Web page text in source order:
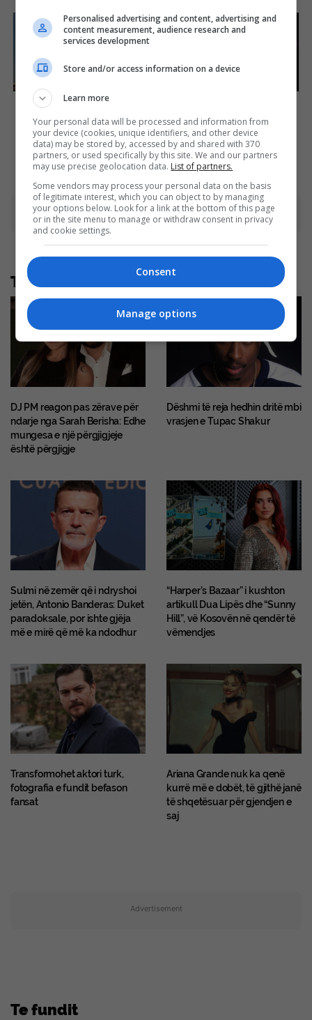
Once Criticized For Her
Figure, Now She's Turning
Heads
Brainberries
Shivers
Brainberries
Advertisement
Të tjera nga rubrika
DJ PM reagon pas zërave për
ndarje nga Sarah Berisha: Edhe
mungesa e një përgjigjeje
është përgjigje
Dëshmi të reja hedhin dritë mbi
vrasjen e Tupac Shakur
Sulmi në zemër që i ndryshoi
jetën, Antonio Banderas: Duket
paradoksale, por ishte gjëja
më e mirë që më ka ndodhur
“Harper’s Bazaar” i kushton
artikull Dua Lipës dhe “Sunny
Hill”, vë Kosovën në qendër të
vëmendjes
Transformohet aktori turk,
fotografia e fundit befason
fansat
Ariana Grande nuk ka qenë
kurrë më e dobët, të gjithë janë
të shqetësuar për gjendjen e
saj
Advertisement
Te fundit
Personalised advertising and content, advertising and
content measurement, audience research and
services development
Store and/or access information on a device
Learn more
Your personal data will be processed and information from
your device (cookies, unique identifiers, and other device
data) may be stored by, accessed by and shared with 370
partners, or used specifically by this site. We and our partners
may use precise geolocation data. List of partners.
Some vendors may process your personal data on the basis
of legitimate interest, which you can object to by managing
your options below. Look for a link at the bottom of this page
or in the site menu to manage or withdraw consent in privacy
and cookie settings.
Consent
Manage options